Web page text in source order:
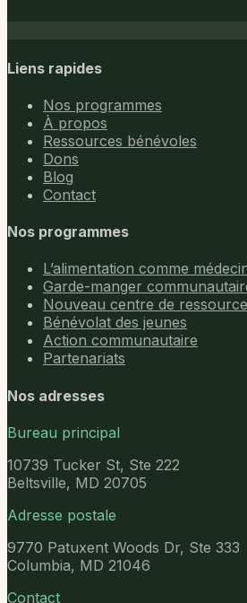
Liens rapides
Nos programmes
À propos
Ressources bénévoles
Dons
Blog
Contact
Nos programmes
L’alimentation comme
Garde-manger
Nouveau centre de
Bénévolat des jeunes
Action communautaire
Partenariats
Nos adresses
Bureau principal
10739 Tucker St, Ste 222
Beltsville, MD 20705
Adresse postale
9770 Patuxent Woods Dr, Ste 333
Columbia, MD 21046
Contact